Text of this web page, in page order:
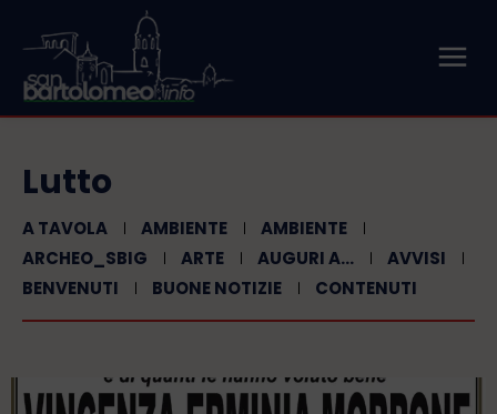
Lutto
A TAVOLA AMBIENTE
AMBIENTE
ARCHEO_SBIG
ARTE AUGURI A...
AVVISI
BENVENUTI
BUONE NOTIZIE CONTENUTI